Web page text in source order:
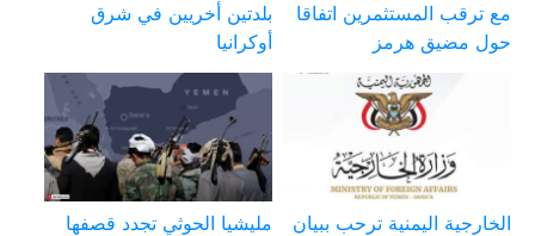
مع ترقب المستثمرين اتفاقا
حول مضيق هرمز
بلدتين أخريين في شرق
أوكرانيا
الخارجية اليمنية ترحب ببيان
مليشيا الحوثي تجدد قصفها